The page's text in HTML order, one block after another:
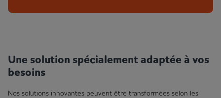
Une solution spécialement adaptée à vos
besoins
Nos solutions innovantes peuvent être transformées selon les